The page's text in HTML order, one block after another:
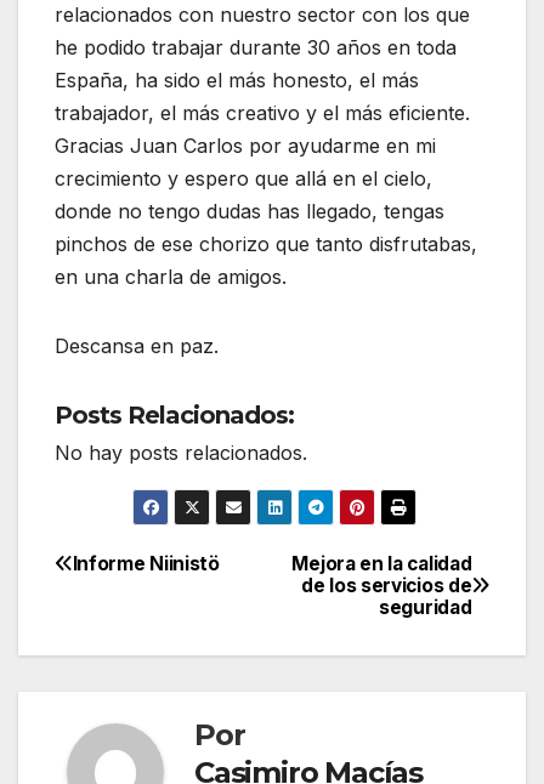
relacionados con nuestro sector con los que
he podido trabajar durante 30 años en toda
España, ha sido el más honesto, el más
trabajador, el más creativo y el más eficiente.
Gracias Juan Carlos por ayudarme en mi
crecimiento y espero que allá en el cielo,
donde no tengo dudas has llegado, tengas
pinchos de ese chorizo que tanto disfrutabas,
en una charla de amigos.
Descansa en paz.
Posts Relacionados:
No hay posts relacionados.
Navegación
Mejora en la calidad
de los servicios de
seguridad
Informe Niinistö
Por
Casimiro Macías